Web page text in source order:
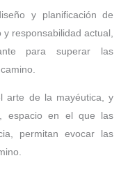
y planificación de
responsabilidad actual,
para superar las
arte de la mayéutica, y
espacio en el que las
permitan evocar las